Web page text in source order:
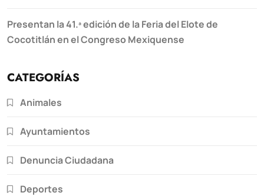
Presentan la 41.ª edición de la Feria del Elote de
Cocotitlán en el Congreso Mexiquense
CATEGORÍAS
Animales
Ayuntamientos
Denuncia Ciudadana
Deportes